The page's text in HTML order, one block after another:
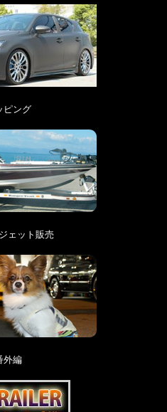
ピング
ェット販売
外編